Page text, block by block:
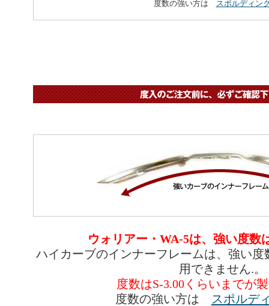
度数の強い方は スポルディン
ウォリアー・WA-5は、強い度数
ハイカーブのインナーフレームは、強い
用できません.。
度数はS-3.00くらいまでが
度数の強い方は
スポルデ